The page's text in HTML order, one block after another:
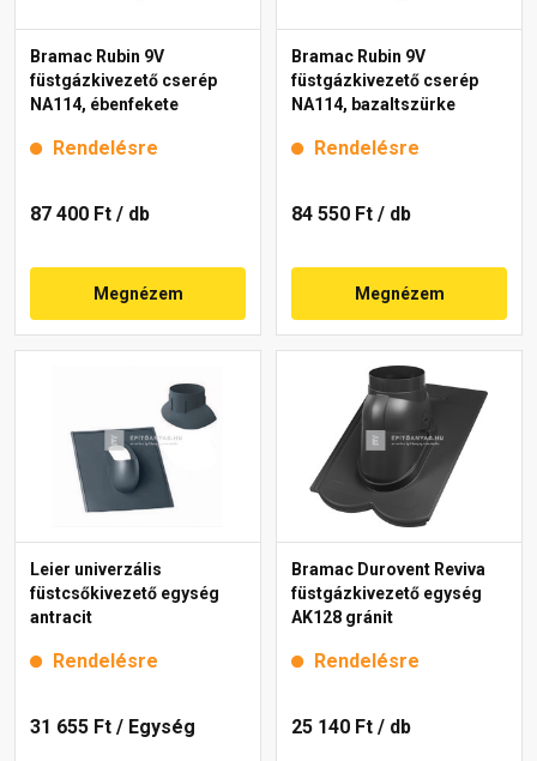
Bramac Rubin 9V
füstgázkivezető cserép
NA114, ébenfekete
Rendelésre
87 400 Ft / db
Megnézem
Bramac Rubin 9V
füstgázkivezető cserép
NA114, bazaltszürke
Rendelésre
84 550 Ft / db
Megnézem
Leier univerzális
füstcsőkivezető egység
antracit
Rendelésre
31 655 Ft / Egység
Bramac Durovent Reviva
füstgázkivezető egység
AK128 gránit
Rendelésre
25 140 Ft / db